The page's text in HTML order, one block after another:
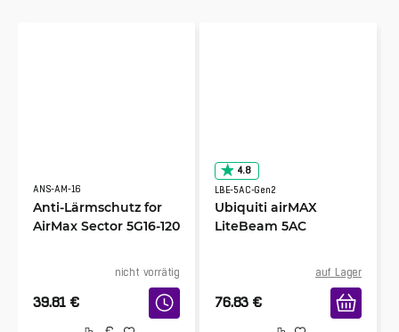
ANS-AM-16
Anti-Lärmschutz for
AirMax Sector 5G16-120
nicht vorrätig
39.81 €
4.8
LBE-5AC-Gen2
Ubiquiti airMAX
LiteBeam 5AC
auf Lager
76.83 €